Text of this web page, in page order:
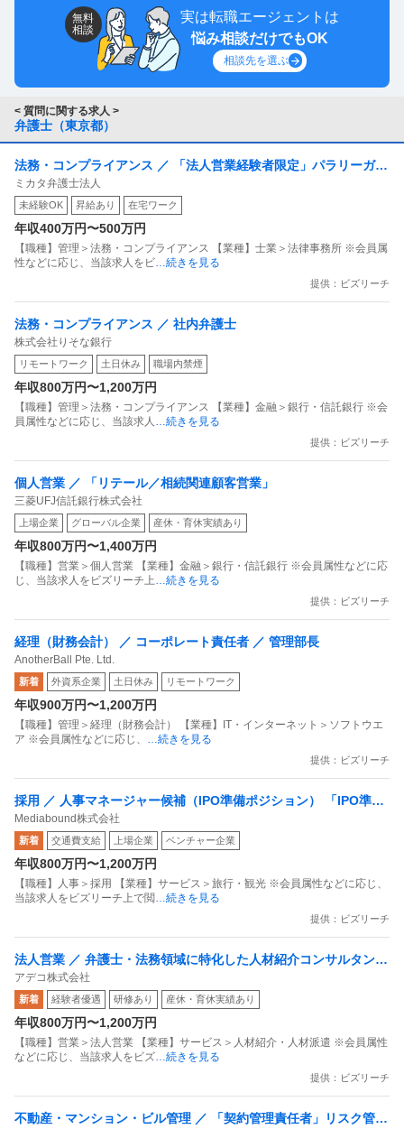
なお、検察や裁判官は平均年齢が25、6歳くらいです。つ
まり社会人経験者をほとんど採用していないので基本的に
採用が厳しいです。
無料
相談
実は転職エージェントは
悩み相談だけでもOK
相談先を選ぶ
< 質問に関する求人 >
弁護士（東京都）
法務・コンプライアンス ／ 「法人営業経験者限定」パラリーガル
として法律事務のプロを目指しませんか？（土日祝休・在宅勤務
可・サポート体制・資格支援充実・8月東京駅移転予定）
ミカタ弁護士法人
未経験OK 昇給あり 在宅ワーク
年収400万円〜500万円
【職種】管理＞法務・コンプライアンス 【業種】士業＞法律事務所 ※会員属
性などに応じ、当該求人をビ…続きを見る
提供：ビズリーチ
法務・コンプライアンス ／ 社内弁護士
株式会社りそな銀行
リモートワーク 土日休み 職場内禁煙
年収800万円〜1,200万円
【職種】管理＞法務・コンプライアンス 【業種】金融＞銀行・信託銀行 ※会
員属性などに応じ、当該求人 …続きを見る
提供：ビズリーチ
個人営業 ／ 「リテール／相続関連顧客営業」
三菱UFJ信託銀行株式会社
上場企業 グローバル企業 産休・育休実績あり
年収800万円〜1,400万円
【職種】営業＞個人営業 【業種】金融＞銀行・信託銀行 ※会員属性などに応
じ、当該求人をビズリーチ上…続きを見る
提供：ビズリーチ
経理（財務会計） ／ コーポレート責任者 ／ 管理部長
AnotherBall Pte. Ltd.
新着 外資系企業 土日休み リモートワーク
年収900万円〜1,200万円
【職種】管理＞経理（財務会計） 【業種】IT・インターネット＞ソフトウエ
ア ※会員属性などに応じ、 …続きを見る
提供：ビズリーチ
採用 ／ 人事マネージャー候補（IPO準備ポジション） 「IPO準備
中／服装自由／通勤交通費支給」
Mediabound株式会社
新着 交通費支給 上場企業 ベンチャー企業
年収800万円〜1,200万円
【職種】人事＞採用 【業種】サービス＞旅行・観光 ※会員属性などに応じ、
当該求人をビズリーチ上で閲…続きを見る
提供：ビズリーチ
法人営業 ／ 弁護士・法務領域に特化した人材紹介コンサルタント
（経験者採用）
アデコ株式会社
新着 経験者優遇 研修あり 産休・育休実績あり
年収800万円〜1,200万円
【職種】営業＞法人営業 【業種】サービス＞人材紹介・人材派遣 ※会員属性
などに応じ、当該求人をビズ…続きを見る
提供：ビズリーチ
不動産・マンション・ビル管理 ／ 「契約管理責任者」リスク管理